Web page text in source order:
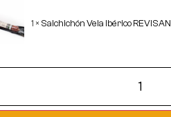
1 × Salchichón Vela Ibérico REVISAN